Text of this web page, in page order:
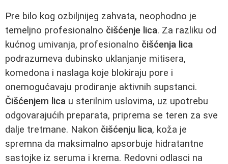
Pre bilo kog ozbiljnijeg zahvata, neophodno je
temeljno profesionalno čišćenje lica. Za razliku od
kućnog umivanja, profesionalno čišćenja lica
podrazumeva dubinsko uklanjanje mitisera,
komedona i naslaga koje blokiraju pore i
onemogućavaju prodiranje aktivnih supstanci.
Čišćenjem lica u sterilnim uslovima, uz upotrebu
odgovarajućih preparata, priprema se teren za sve
dalje tretmane. Nakon čišćenju lica, koža je
spremna da maksimalno apsorbuje hidratantne
sastojke iz seruma i krema. Redovni odlasci na